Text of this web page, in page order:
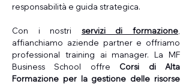
responsabilità e guida strategica.
Con i nostri servizi di formazione
affianchiamo aziende partner e offriamo
professional training ai manager. La MF
Business School offre Corsi di Alta
Formazione per la gestione delle risorse